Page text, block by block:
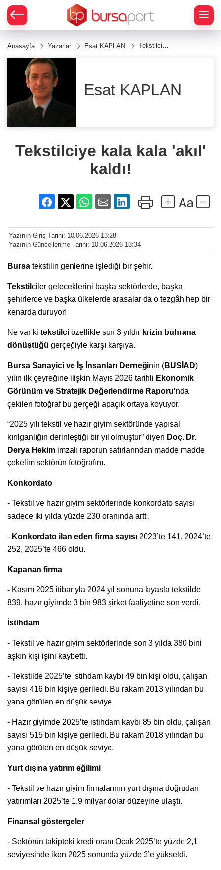
Anasayfa Yazarlar Esat KAPLAN
Tekstilciye
Esat KAPLAN
Tekstilciye kala kala 'akıl'
kaldı!
Yazının Giriş Tarihi: 10.06.2026 13:28
Yazının Güncellenme Tarihi: 10.06.2026 13:34
Bursa tekstilin genlerine işlediği bir şehir.
Tekstil ciler geleceklerini başka sektörlerde, başka
şehirlerde ve başka ülkelerde arasalar da o tezgâh hep bir
kenarda duruyor!
Ne var ki tekstilci özellikle son 3 yıldır krizin buhrana
dönüştüğü gerçeğiyle karşı karşıya.
Bursa Sanayici ve İş İnsanları Derneğinin (BUSİAD)
yılın ilk çeyreğine ilişkin Mayıs 2026 tarihli Ekonomik
Görünüm ve Stratejik Değerlendirme Raporu'nda
çekilen fotoğraf bu gerçeği apaçık ortaya koyuyor.
“2025 yılı tekstil ve hazır giyim sektöründe yapısal
kırılganlığın derinleştiği bir yıl olmuştur” diyen Doç. Dr.
Derya Hekim imzalı raporun satırlarından madde madde
çekelim sektörün fotoğrafını.
Konkordato
- Tekstil ve hazır giyim sektörlerinde konkordato sayısı
sadece iki yılda yüzde 230 oranında arttı.
- Konkordato ilan eden firma sayısı 2023’te 141, 2024’te
252, 2025’te 466 oldu.
Kapanan firma
- Kasım 2025 itibarıyla 2024 yıl sonuna kıyasla tekstilde
839, hazır giyimde 3 bin 983 şirket faaliyetine son verdi.
İstihdam
- Tekstil ve hazır giyim sektörlerinde son 3 yılda 380 bini
aşkın kişi işini kaybetti.
- Tekstilde 2025’te istihdam kaybı 49 bin kişi oldu, çalışan
sayısı 416 bin kişiye geriledi. Bu rakam 2013 yılından bu
yana görülen en düşük seviye.
- Hazır giyimde 2025’te istihdam kaybı 85 bin oldu, çalışan
sayısı 515 bin kişiye geriledi. Bu rakam 2018 yılından bu
yana görülen en düşük seviye.
Yurt dışına yatırım eğilimi
- Tekstil ve hazır giyim firmalarının yurt dışına doğrudan
yatırımları 2025’te 1,9 milyar dolar düzeyine ulaştı.
Finansal göstergeler
- Sektörün takipteki kredi oranı Ocak 2025’te yüzde 2,1
seviyesinde iken 2025 sonunda yüzde 3’e yükseldi.